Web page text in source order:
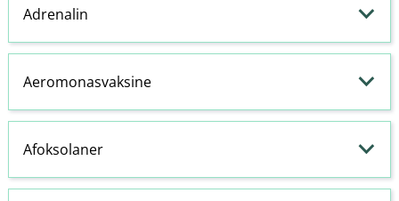
Adrenalin
Aeromonasvaksine
Afoksolaner